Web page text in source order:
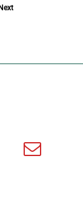
Next
Minicar